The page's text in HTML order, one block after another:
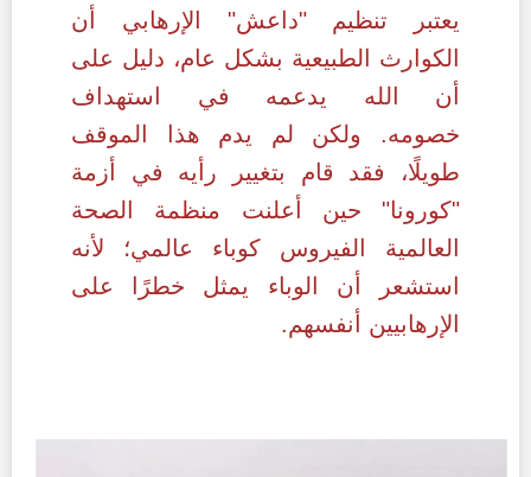
يعتبر تنظيم "داعش" الإرهابي أن
الكوارث الطبيعية بشكل عام، دليل على
أن الله يدعمه في استهداف
خصومه.
ولكن لم يدم هذا الموقف
طويلًا، فقد قام بتغيير رأيه في أزمة
"كورونا" حين أعلنت منظمة الصحة
العالمية الفيروس كوباء عالمي؛ لأنه
استشعر أن الوباء يمثل خطرًا على
الإرهابيين أنفسهم.